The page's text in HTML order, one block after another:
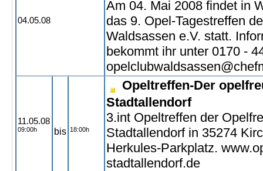
04.05.08
Am 04. Mai 2008 findet in
das 9. Opel-Tagestreffen
Waldsassen e.V. statt.
bekommt ihr unter 0170 -
11.05.08
09:00h bis 18:00h
Opeltreffen-Der
Stadtallendorf
3.int Opeltreffen der
Stadtallendorf in 35274
Herkules-Parkplatz.
stadtallendorf.de